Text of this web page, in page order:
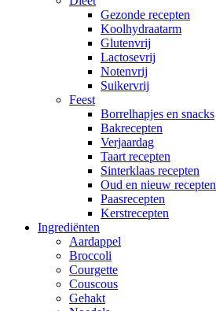
Gezonde recepten
Koolhydraatarm
Glutenvrij
Lactosevrij
Notenvrij
Suikervrij
Feest
Borrelhapjes en snacks
Bakrecepten
Verjaardag
Taart recepten
Sinterklaas recepten
Oud en nieuw recepten
Paasrecepten
Kerstrecepten
Ingrediënten
Aardappel
Broccoli
Courgette
Couscous
Gehakt